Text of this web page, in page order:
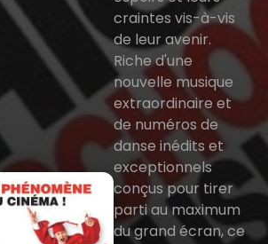
craintes vis-à-vis
de leur avenir.
Riche d'une
nouvelle musique
extraordinaire et
de numéros de
danse inédits et
exceptionnels
conçus pour tirer
parti au maximum
du grand écran, ce